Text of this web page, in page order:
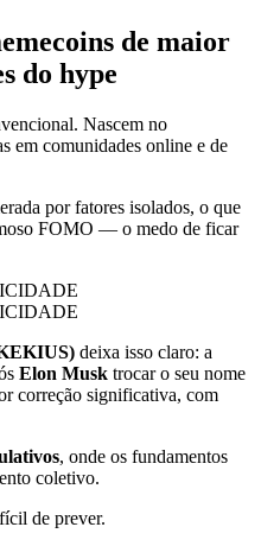
de maior
do hype
Nascem no
em comunidades online e de
por fatores isolados, o que
FOMO — o medo de ficar
deixa isso claro: a
Elon Musk trocar o seu nome
correção significativa, com
, onde os fundamentos
coletivo.
de prever.